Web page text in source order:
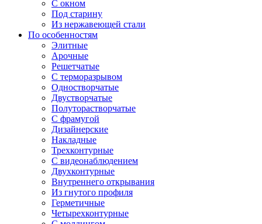
С окном
Под старину
Из нержавеющей стали
По особенностям
Элитные
Арочные
Решетчатые
С терморазрывом
Одностворчатые
Двустворчатые
Полуторастворчатые
С фрамугой
Дизайнерские
Накладные
Трехконтурные
С видеонаблюдением
Двухконтурные
Внутреннего открывания
Из гнутого профиля
Герметичные
Четырехконтурные